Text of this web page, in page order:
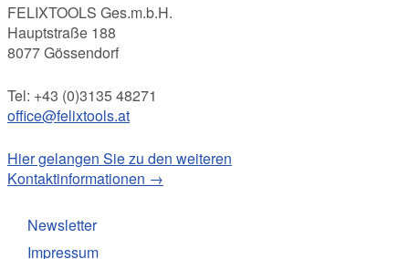
FELIXTOOLS Ges.m.b.H.
Hauptstraße 188
8077 Gössendorf
Tel: +43 (0)3135 48271
office@felixtools.at
Hier gelangen Sie zu den weiteren
Kontaktinformationen →
Newsletter
Impressum